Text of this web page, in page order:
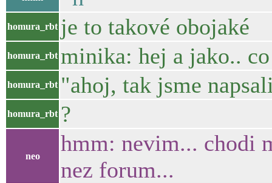
homura_rbt je to takové obojaké
homura_rbt minika: hej a jako..
homura_rbt "ahoj, tak jsme
homura_rbt ?
neo
hmm: nevim... chodi
nez forum...